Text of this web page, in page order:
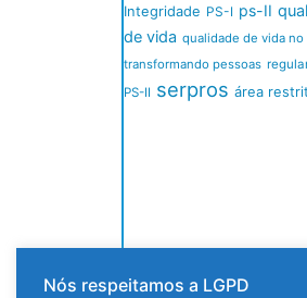
Integridade PS-I ps-II
de vida qualidade de vida no
transformando pessoas
PS-II serpros área
Nós respeitamos a LGPD